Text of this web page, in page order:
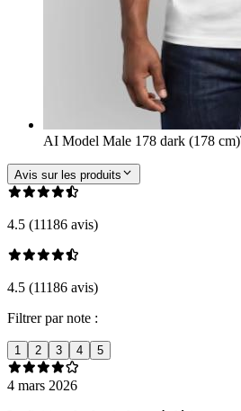
AI Model Male 178 dark (178 cm)
Avis sur les produits
4.5 (11186 avis)
4.5 (11186 avis)
Filtrer par note :
1 2 3 4 5
4 mars 2026